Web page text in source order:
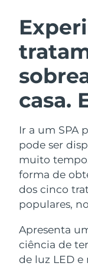
casa.
Ir a um SPA
pode ser
muito
forma de
dos cinco
populares,
Apresenta
ciência de
de luz LED e
Limpeza facial
For
Hidratação
FAQ™
Áustria
Barein
Bélgica
Bermudas
Bósnia e
Herzegovina
Brunei
Bulgária
Canadá
Chile